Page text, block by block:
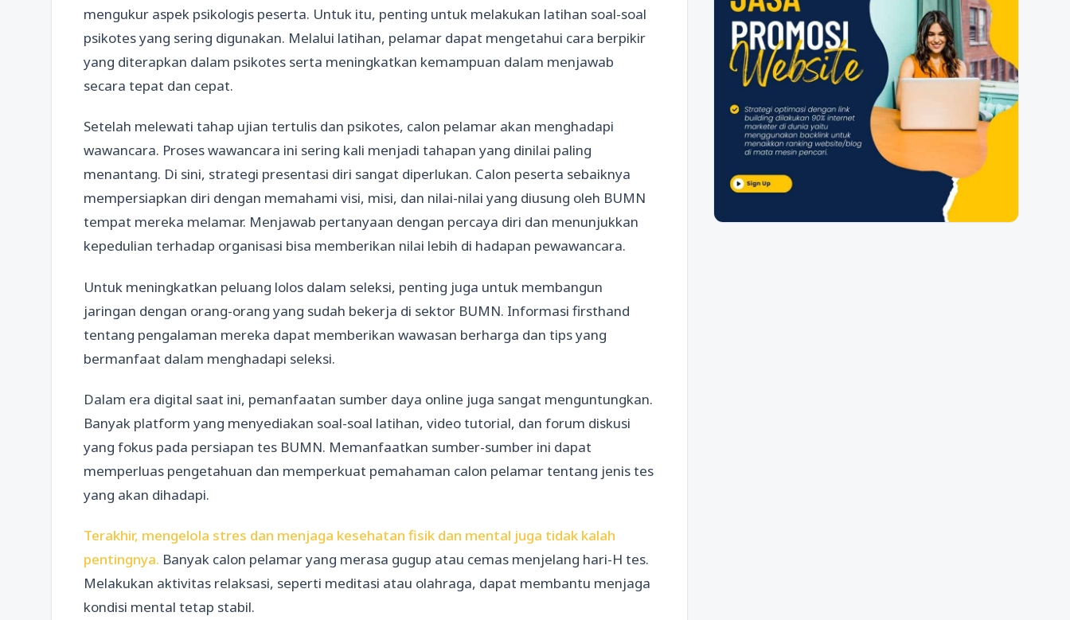
mengukur aspek psikologis peserta. Untuk itu, penting untuk melakukan latihan soal-soal
psikotes yang sering digunakan. Melalui latihan, pelamar dapat mengetahui cara berpikir
yang diterapkan dalam psikotes serta meningkatkan kemampuan dalam menjawab
secara tepat dan cepat.
Setelah melewati tahap ujian tertulis dan psikotes, calon pelamar akan menghadapi
wawancara. Proses wawancara ini sering kali menjadi tahapan yang dinilai paling
menantang. Di sini, strategi presentasi diri sangat diperlukan. Calon peserta sebaiknya
mempersiapkan diri dengan memahami visi, misi, dan nilai-nilai yang diusung oleh BUMN
tempat mereka melamar. Menjawab pertanyaan dengan percaya diri dan menunjukkan
kepedulian terhadap organisasi bisa memberikan nilai lebih di hadapan pewawancara.
Untuk meningkatkan peluang lolos dalam seleksi, penting juga untuk membangun
jaringan dengan orang-orang yang sudah bekerja di sektor BUMN. Informasi firsthand
tentang pengalaman mereka dapat memberikan wawasan berharga dan tips yang
bermanfaat dalam menghadapi seleksi.
Dalam era digital saat ini, pemanfaatan sumber daya online juga sangat menguntungkan.
Banyak platform yang menyediakan soal-soal latihan, video tutorial, dan forum diskusi
yang fokus pada persiapan tes BUMN. Memanfaatkan sumber-sumber ini dapat
memperluas pengetahuan dan memperkuat pemahaman calon pelamar tentang jenis tes
yang akan dihadapi.
Terakhir, mengelola stres dan menjaga kesehatan fisik dan mental juga tidak kalah
pentingnya. Banyak calon pelamar yang merasa gugup atau cemas menjelang hari-H tes.
Melakukan aktivitas relaksasi, seperti meditasi atau olahraga, dapat membantu menjaga
kondisi mental tetap stabil.